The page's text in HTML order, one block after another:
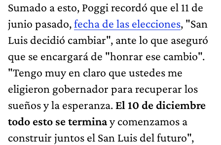
Sumado a esto, Poggi recordó que el 11 de
junio pasado,fecha de las elecciones, "San
Luis decidió cambiar", ante lo que aseguró
que se encargará de "honrar ese cambio".
"Tengo muy en claro que ustedes me
eligieron gobernador para recuperar los
sueños y la esperanza. El 10 de diciembre
todo esto se terminay comenzamos a
construir juntos el San Luis del futuro",